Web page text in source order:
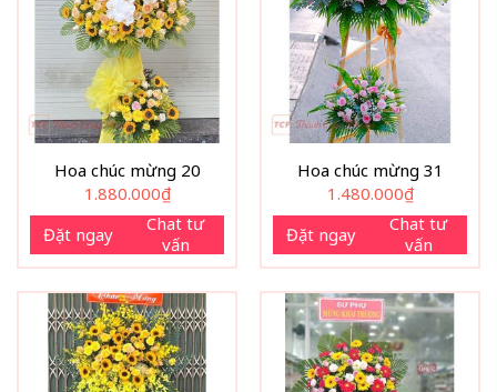
Hoa chúc mừng 20
1.880.000₫
Đặt ngay
Chat tư
vấn
Hoa chúc mừng 31
1.480.000₫
Đặt ngay
Chat tư
vấn